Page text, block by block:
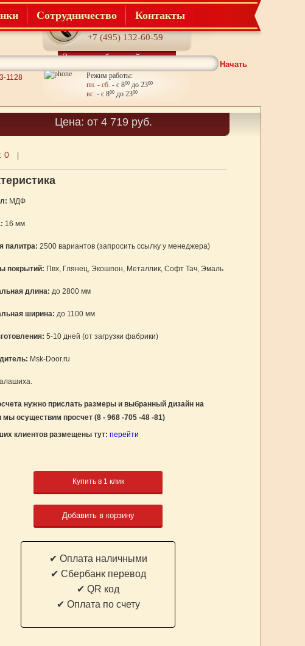
Телефон:
+7 (495) 132-60-59
Заказать обратный звонок
Режим работы:
пн. - сб. - с 800до 2300
вс. - с 800до 2300
Корзина
Сотрудничество Контакты
Начать
1128
Цена: от 4 719 руб.
0
МДФ
16 мм
палитра: 2500 вариантов (запросить ссылку у менеджера)
покрытий: Пвх, Глянец, Экошпон, Металлик, Софт Тач, Эмаль
длина: до 2800 мм
ширина: до 1100 мм
5-10 дней (от загрузки фабрики)
Msk-Door.ru
нужно прислать размеры и выбранный дизайн на
мы осуществим просчет (8 - 968 -705 -48 -81)
клиентов размещены тут: перейти
Купить в 1 клик
Добавить в корзину
✔ Оплата наличными
✔ Cбербанк перевод
✔ QR код
✔ Оплата по счету